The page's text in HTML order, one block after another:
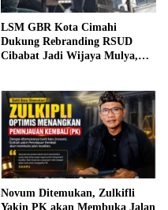
LSM GBR Kota Cimahi
Dukung Rebranding RSUD
Cibabat Jadi Wijaya Mulya,
Novum Ditemukan, Zulkifli
Yakin PK akan Membuka Jalan